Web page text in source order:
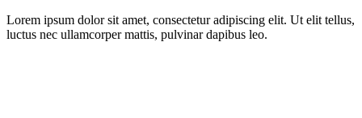
Lorem ipsum dolor sit amet, consectetur adipiscing elit. Ut elit tellus,
luctus nec ullamcorper mattis, pulvinar dapibus leo.